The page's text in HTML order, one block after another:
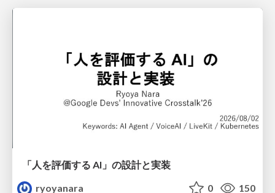
「人を評価する AI」の 設計と実装
ryoyanara
0 150